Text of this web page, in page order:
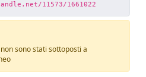
11573/1661022
sono stati sottoposti a